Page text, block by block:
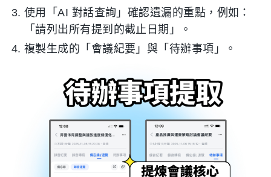
使用「AI 對話查詢」確認遺漏的重點，例如：
「請列出所有提到的截止日期」。
複製生成的「會議紀要」與「待辦事項」。